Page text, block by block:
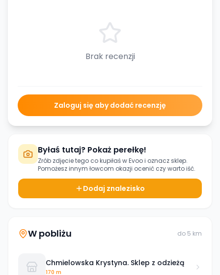
Brak recenzji
Zaloguj się aby dodać recenzję
Byłaś tutaj? Pokaż perełkę!
Zrób zdjęcie tego co kupiłaś wEvooi oznacz sklep.
Pomożesz innym łowcom okazji ocenić czy warto iść.
Dodaj znalezisko
W pobliżu do 5 km
Chmielowska Krystyna. Sklep z odzieżą
170 m